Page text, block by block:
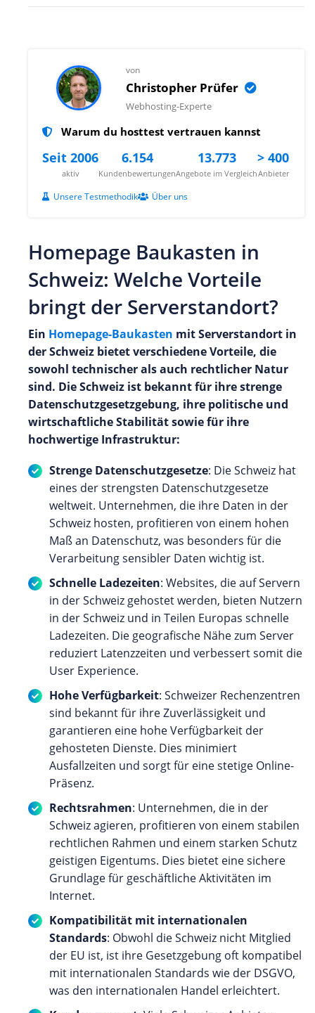
von
Christopher Prüfer
Webhosting-Experte
Warum du hosttest vertrauen kannst
Seit 2006
aktiv
6.154
Kundenbewertungen
13.773
Angebote im Vergleich
> 400
Anbieter
Unsere Testmethodik Über uns
Homepage Baukasten in
Schweiz: Welche Vorteile
bringt der Serverstandort?
Ein Homepage-Baukasten mit Serverstandort in
der Schweiz bietet verschiedene Vorteile, die
sowohl technischer als auch rechtlicher Natur
sind. Die Schweiz ist bekannt für ihre strenge
Datenschutzgesetzgebung, ihre politische und
wirtschaftliche Stabilität sowie für ihre
hochwertige Infrastruktur:
Strenge Datenschutzgesetze: Die Schweiz hat
eines der strengsten Datenschutzgesetze
weltweit. Unternehmen, die ihre Daten in der
Schweiz hosten, profitieren von einem hohen
Maß an Datenschutz, was besonders für die
Verarbeitung sensibler Daten wichtig ist.
Schnelle Ladezeiten: Websites, die auf Servern
in der Schweiz gehostet werden, bieten Nutzern
in der Schweiz und in Teilen Europas schnelle
Ladezeiten. Die geografische Nähe zum Server
reduziert Latenzzeiten und verbessert somit die
User Experience.
Hohe Verfügbarkeit: Schweizer Rechenzentren
sind bekannt für ihre Zuverlässigkeit und
garantieren eine hohe Verfügbarkeit der
gehosteten Dienste. Dies minimiert
Ausfallzeiten und sorgt für eine stetige Online-
Präsenz.
Rechtsrahmen: Unternehmen, die in der
Schweiz agieren, profitieren von einem stabilen
rechtlichen Rahmen und einem starken Schutz
geistigen Eigentums. Dies bietet eine sichere
Grundlage für geschäftliche Aktivitäten im
Internet.
Kompatibilität mit internationalen
Standards: Obwohl die Schweiz nicht Mitglied
der EU ist, ist ihre Gesetzgebung oft kompatibel
mit internationalen Standards wie der DSGVO,
was den internationalen Handel erleichtert.